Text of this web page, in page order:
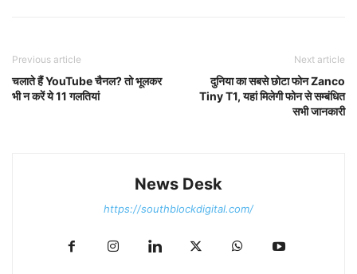
Previous article
चलाते हैं YouTube चैनल? तो भूलकर
भी न करें ये 11 गलतियां
Next article
दुनिया का सबसे छोटा फोन Zanco
Tiny T1, यहां मिलेगी फोन से सम्बंधित
सभी जानकारी
News Desk
https://southblockdigital.com/